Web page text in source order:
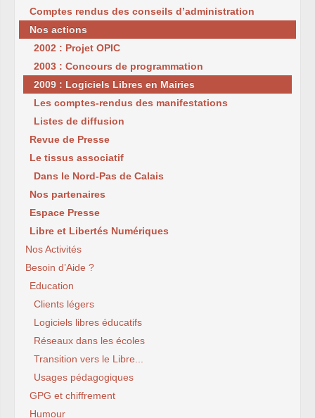
Comptes rendus des conseils d’administration
Nos actions
2002 : Projet OPIC
2003 : Concours de programmation
2009 : Logiciels Libres en Mairies
Les comptes-rendus des manifestations
Listes de diffusion
Revue de Presse
Le tissus associatif
Dans le Nord-Pas de Calais
Nos partenaires
Espace Presse
Libre et Libertés Numériques
Nos Activités
Besoin d’Aide ?
Education
Clients légers
Logiciels libres éducatifs
Réseaux dans les écoles
Transition vers le Libre...
Usages pédagogiques
GPG et chiffrement
Humour